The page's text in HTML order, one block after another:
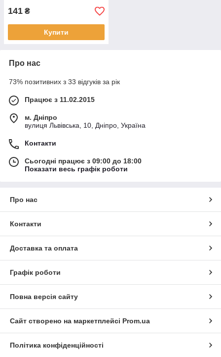
141 ₴
Купити
Про нас
73% позитивних з 33 відгуків за рік
Працює з 11.02.2015
м. Дніпро
вулиця Львівська, 10, Дніпро, Україна
Контакти
Сьогодні працює з 09:00 до 18:00
Показати весь графік роботи
Про нас
Контакти
Доставка та оплата
Графік роботи
Повна версія сайту
Сайт створено на маркетплейсі Prom.ua
Політика конфіденційності